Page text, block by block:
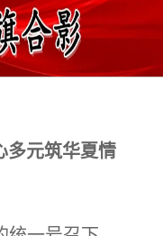
多元筑华夏情